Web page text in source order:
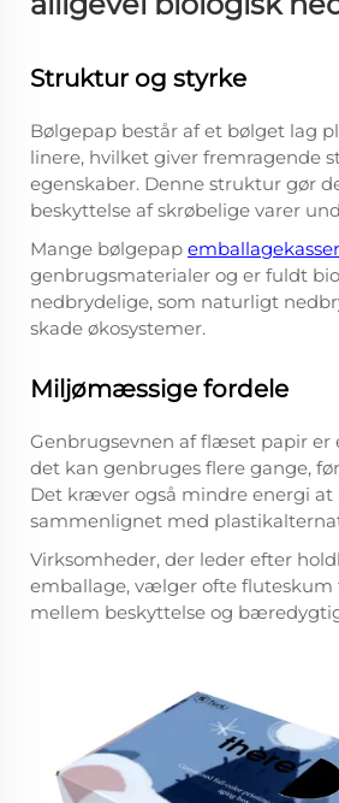
Struktur og styrke
Bølgepap består af et bølget lag
linere, hvilket giver fremragende
egenskaber. Denne struktur gør
beskyttelse af skrøbelige varer
Mange bølgepap emballagekasser
genbrugsmaterialer og er fuldt
nedbrydelige, som naturligt
skade økosystemer.
Miljømæssige fordele
Genbrugsevnen af flæset papir er
det kan genbruges flere gange,
Det kræver også mindre energi at
sammenlignet med
Virksomheder, der leder efter
emballage, vælger ofte fluteskum
mellem beskyttelse og